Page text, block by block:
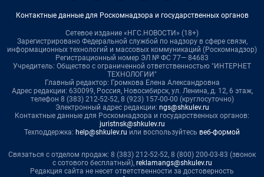
Контактные данные для Роскомнадзора и государственных органов
Сетевое издание «НГС.НОВОСТИ» (18+)
Зарегистрировано Федеральной службой по надзору в сфере связи,
информационных технологий и массовых коммуникаций (Роскомнадзор)
Регистрационный номер ЭЛ № ФС 77— 84683
Учредитель: Общество с ограниченной ответственностью "ИНТЕРНЕТ
ТЕХНОЛОГИИ"
Главный редактор: Громкова Елена Александровна
Адрес редакции: 630099, Россия, Новосибирск, ул. Ленина, д. 12, 6 этаж,
телефон 8 (383) 212-52-52, 8 (923) 157-00-00 (круглосуточно)
Электронный адрес редакции: ngs@shkulev.ru
Контактные данные для Роскомнадзора и государственных органов:
juristnsk@shkulev.ru
Техподдержка: help@shkulev.ru или воспользуйтесь веб-формой
Связаться с отделом продаж: 8 (383) 212-52-52, 8 (800) 200-03-83 (звонок
с сотового бесплатный), reklamangs@shkulev.ru
Редакция сайта не несет ответственности за достоверность